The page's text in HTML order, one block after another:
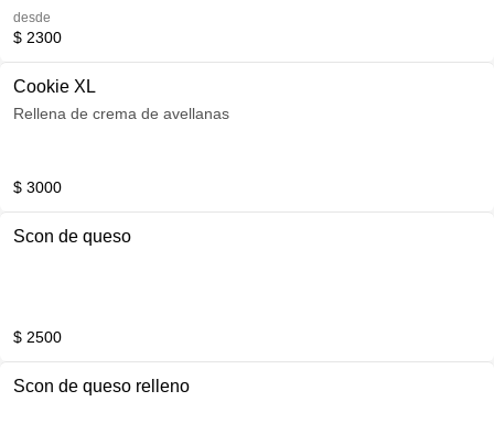
desde
$ 2300
Cookie XL
Rellena de crema de avellanas
$ 3000
Scon de queso
$ 2500
Scon de queso relleno